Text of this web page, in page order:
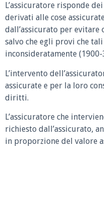
L’assicuratore risponde
derivati alle cose
dall’assicurato per
salvo che egli provi che
inconsideratamente (1900-
L’intervento
assicurate e per la loro
diritti.
L’assicuratore che
richiesto dall’assicurato,
in proporzione del valore